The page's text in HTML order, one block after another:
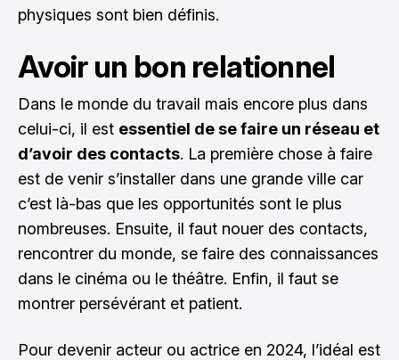
physiques sont bien définis.
Avoir un bon relationnel
Dans le monde du travail mais encore plus dans
celui-ci, il est essentiel de se faire un réseau et
d’avoir des contacts. La première chose à faire
est de venir s’installer dans une grande ville car
c’est là-bas que les opportunités sont le plus
nombreuses. Ensuite, il faut nouer des contacts,
rencontrer du monde, se faire des connaissances
dans le cinéma ou le théâtre. Enfin, il faut se
montrer persévérant et patient.
Pour devenir acteur ou actrice en 2024, l’idéal est